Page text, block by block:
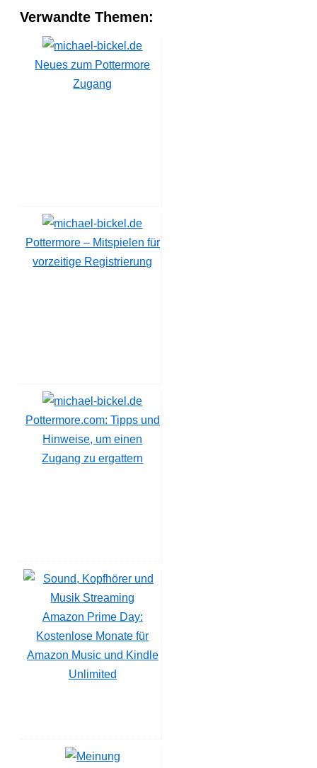
Verwandte Themen:
Neues zum Pottermore
Zugang
Pottermore – Mitspielen für
vorzeitige Registrierung
Pottermore.com: Tipps und
Hinweise, um einen
Zugang zu ergattern
Amazon Prime Day:
Kostenlose Monate für
Amazon Music und Kindle
Unlimited